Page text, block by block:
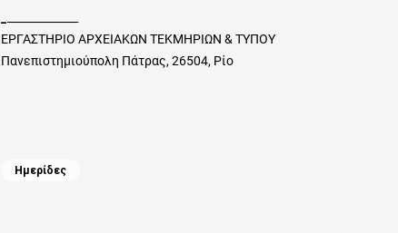
ΕΡΓΑΣΤΗΡΙΟ ΑΡΧΕΙΑΚΩΝ ΤΕΚΜΗΡΙΩΝ & ΤΥΠΟΥ
Πανεπιστημιούπολη Πάτρας, 26504, Ρίο
Categories
Ημερίδες